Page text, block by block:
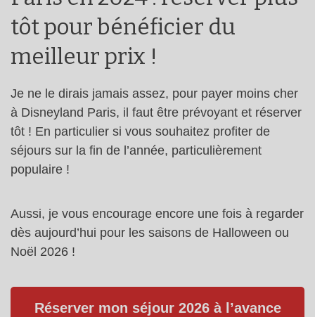
tôt pour bénéficier du
meilleur prix !
Je ne le dirais jamais assez, pour payer moins cher
à Disneyland Paris, il faut être prévoyant et réserver
tôt ! En particulier si vous souhaitez profiter de
séjours sur la fin de l’année, particulièrement
populaire !
Aussi, je vous encourage encore une fois à regarder
dès aujourd’hui pour les saisons de Halloween ou
Noël 2026 !
Réserver mon séjour 2026 à l’avance